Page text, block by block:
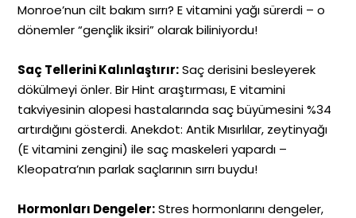
Monroe’nun cilt bakım sırrı? E vitamini yağı sürerdi – o
dönemler “gençlik iksiri” olarak biliniyordu!
Saç Tellerini Kalınlaştırır:Saç derisini besleyerek
dökülmeyi önler. Bir Hint araştırması, E vitamini
takviyesinin alopesi hastalarında saç büyümesini %34
artırdığını gösterdi. Anekdot: Antik Mısırlılar, zeytinyağı
(E vitamini zengini) ile saç maskeleri yapardı –
Kleopatra’nın parlak saçlarının sırrı buydu!
Hormonları Dengeler:Stres hormonlarını dengeler,